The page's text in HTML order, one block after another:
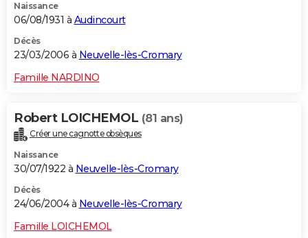
Naissance
06/08/1931 à Audincourt
Décès
23/03/2006 à Neuvelle-lès-Cromary
Famille NARDINO
Robert LOICHEMOL (81 ans)
Créer une cagnotte obsèques
Naissance
30/07/1922 à Neuvelle-lès-Cromary
Décès
24/06/2004 à Neuvelle-lès-Cromary
Famille LOICHEMOL